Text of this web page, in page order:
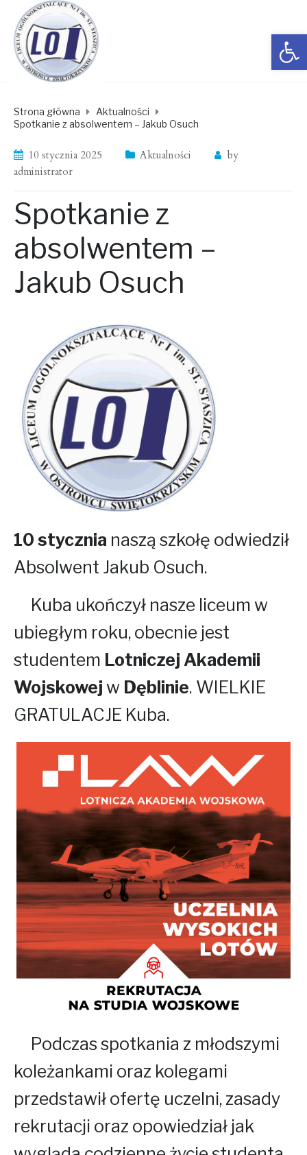
Open toolbar
Strona główna
Aktualności
Spotkanie z absolwentem – Jakub Osuch
10 stycznia 2025 Aktualności
by
administrator
Spotkanie z
absolwentem –
Jakub Osuch
10 stycznia naszą szkołę odwiedził
Absolwent Jakub Osuch.
Kuba ukończył nasze liceum w
ubiegłym roku, obecnie jest
studentem Lotniczej Akademii
Wojskowej w Dęblinie. WIELKIE
GRATULACJE Kuba.
Podczas spotkania z młodszymi
koleżankami oraz kolegami
przedstawił ofertę uczelni, zasady
rekrutacji oraz opowiedział jak